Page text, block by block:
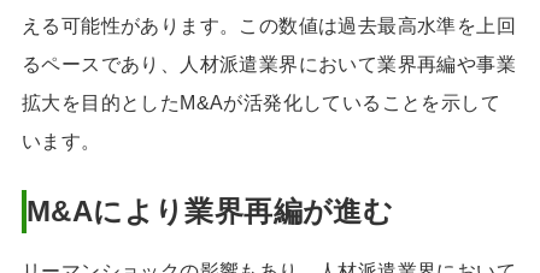
える可能性があります。この数値は過去最高水準を上回
るペースであり、人材派遣業界において業界再編や事業
拡大を目的としたM&Aが活発化していることを示して
います。
M&Aにより業界再編が進む